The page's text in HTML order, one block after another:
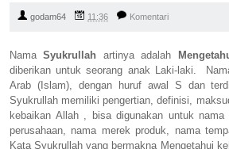
godam64 11:36 Komentari
NamaSyukrullah artinya adalah
diberikan untuk seorang anak Laki-laki.
Arab (Islam), dengan huruf awal S dan
Syukrullah memiliki pengertian, definisi,
kebaikan Allah , bisa digunakan untuk
perusahaan, nama merek produk, nama
Kata Syukrullah yang bermakna Mengetahui